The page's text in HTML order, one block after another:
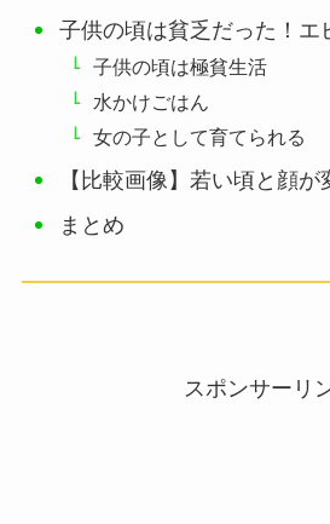
子供の頃は貧乏だった！エ
子供の頃は極貧生活
水かけごはん
女の子として育てられる
【比較画像】若い頃と顔が
まとめ
スポンサーリ